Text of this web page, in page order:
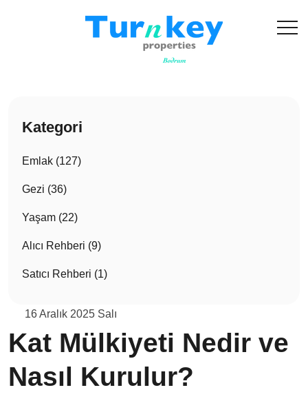
Kategori
Emlak (127)
Gezi (36)
Yaşam (22)
Alıcı Rehberi (9)
Satıcı Rehberi (1)
16 Aralık 2025 Salı
Kat Mülkiyeti Nedir ve
Nasıl Kurulur?